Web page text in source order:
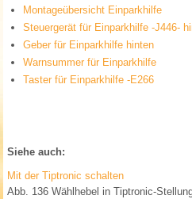
Montageübersicht Einparkhilfe
Steuergerät für Einparkhilfe -J446-
Geber für Einparkhilfe hinten
Warnsummer für Einparkhilfe
Taster für Einparkhilfe -E266
Siehe auch:
Mit der Tiptronic schalten
Abb. 136 Wählhebel in Tiptronic-